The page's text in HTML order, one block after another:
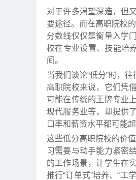
对于许多渴望深造，但
要途径。而在高职院校
分数线仅仅是衡量入学
校在专业设置、技能培
间。
当我们谈论“低分”时，
高职院校来说，它们凭
可能在传统的王牌专业
现代服务业等，却提供
口率和薪资水平都可能超
这些低分高职院校的价
习需要与动手能力紧密
的工作场景，让学生在
推行“订单式”培养、“工